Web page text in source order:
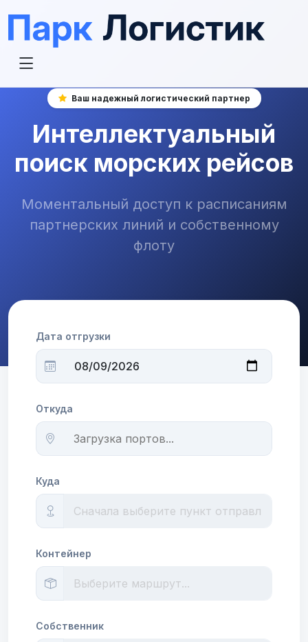
Ваш надежный логистический партнер
Интеллектуальный
поиск морских рейсов
Моментальный доступ к расписаниям
партнерских линий и собственному
флоту
Дата отгрузки
Откуда
Куда
Контейнер
Собственник